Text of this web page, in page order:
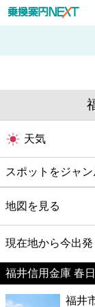
天気
スポットをジャ
グルメ
映画
美容
地図を見る
現在地から今出発
福井信用金庫 春
福井